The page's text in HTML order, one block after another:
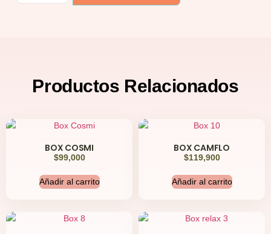
Productos Relacionados
BOX COSMI
$99,000
Añadir al carrito
BOX CAMFLO
$119,900
Añadir al carrito